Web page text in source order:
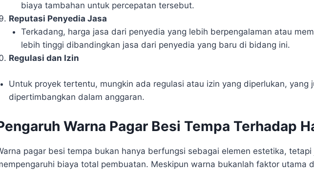
biaya tambahan untuk percepatan tersebut.
Reputasi Penyedia Jasa
Terkadang, harga jasa dari penyedia yang lebih berpengalaman atau
lebih tinggi dibandingkan jasa dari penyedia yang baru di bidang ini.
Regulasi dan Izin
Untuk proyek tertentu, mungkin ada regulasi atau izin yang diperlukan, yang
dipertimbangkan dalam anggaran.
Warna Pagar Besi Tempa Terhadap
pagar besi tempa bukan hanya berfungsi sebagai elemen estetika,
biaya total pembuatan. Meskipun warna bukanlah faktor utama